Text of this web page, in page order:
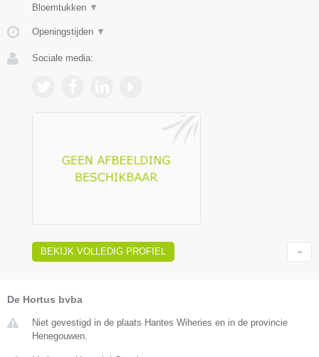
Bloemtukken ▼
Openingstijden ▼
Sociale media:
BEKIJK VOLLEDIG PROFIEL
De Hortus bvba
Niet gevestigd in de plaats Hantes Wiheries en in de provincie
Henegouwen.